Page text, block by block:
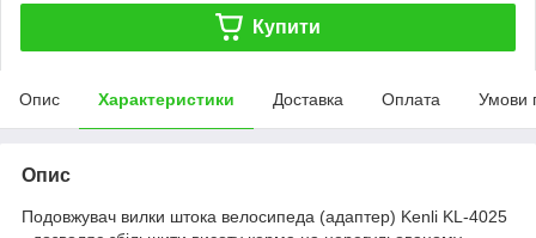
Купити
Опис Характеристики Доставка Оплата Умови
Опис
Подовжувач вилки штока велосипеда (адаптер) Kenli KL-4025